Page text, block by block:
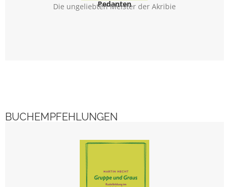
Pedanten
Die ungeliebten Meister der Akribie
BUCHEMPFEHLUNGEN